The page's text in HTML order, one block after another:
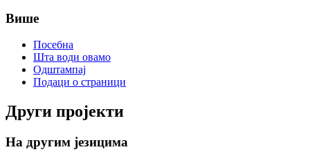
Више
Посебна
Шта води овамо
Одштампај
Подаци о страници
Други пројекти
На другим језицима